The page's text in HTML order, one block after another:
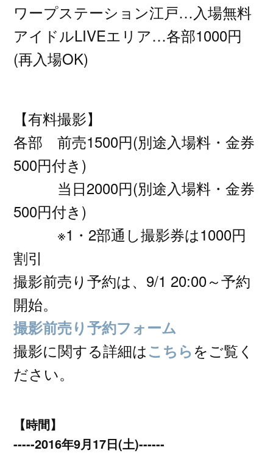
ワープステーション江戸…入場無料
アイドルLIVEエリア…各部1000円
(再入場OK)
【有料撮影】
各部 前売1500円(別途入場料・金券
500円付き)
当日2000円(別途入場料・金券
500円付き)
※1・2部通し撮影券は1000円
割引
撮影前売り予約は、9/1 20:00～予約
開始。
撮影前売り予約フォーム
撮影に関する詳細はこちらをご覧く
ださい。
【時間】
-----2016年9月17日(土)------